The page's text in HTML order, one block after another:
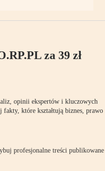
za 39 zł
opinii ekspertów i kluczowych
fakty, które kształtują biznes, prawo
profesjonalne treści publikowane